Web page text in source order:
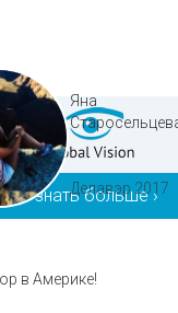
Яна
Делавэр 2017
Узнать больше ›
в Америке!